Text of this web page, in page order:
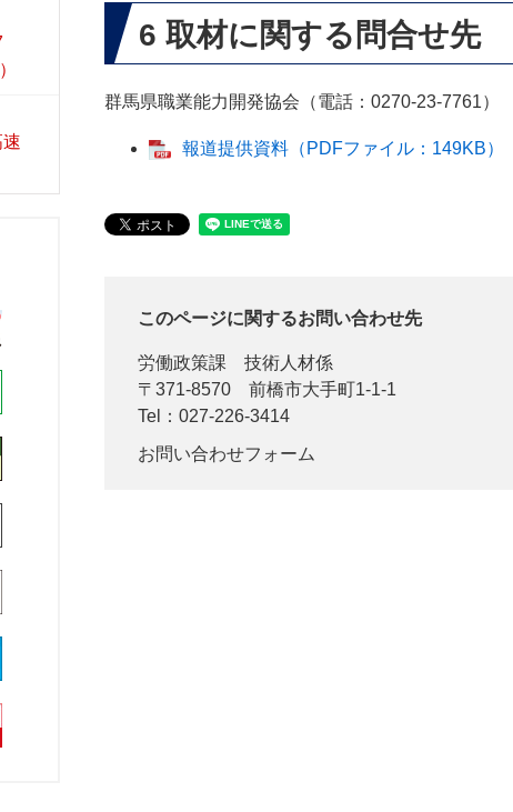
6 取材に関する問合せ先
群馬県職業能力開発協会（電話：0270-23-7761）
報道提供資料（PDFファイル：149KB）
このページに関するお問い合わせ先
労働政策課
技術人材係
〒371-8570
前橋市大手町1-1-1
Tel：027-226-3414
お問い合わせフォーム